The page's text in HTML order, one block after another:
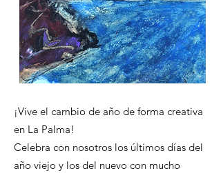
¡Vive el cambio de año de forma creativa
en La Palma!
Celebra con nosotros los últimos días del
año viejo y los del nuevo con mucho